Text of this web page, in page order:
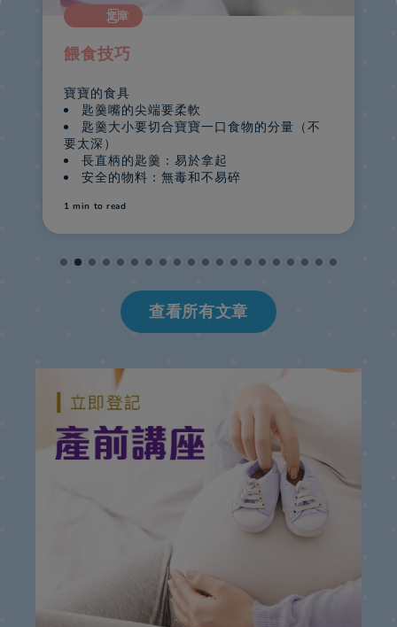
文章
餵食技巧
寶寶的食具
匙羹嘴的尖端要柔軟
匙羹大小要切合寶寶一口食物的分量（不
要太深）
長直柄的匙羹：易於拿起
安全的物料：無毒和不易碎
1 min to read
查看所有文章